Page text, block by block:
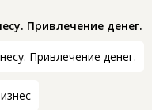
Привлечение денег.
Привлечение денег.